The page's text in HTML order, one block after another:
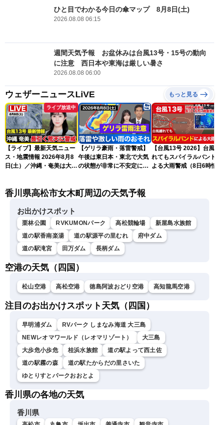
ひと目でわかる今日の傘マップ 8月8日(土)
2026.08.08 06:15
週間天気予報 お盆休みは台風13号・15号の動向
に注意 西日本や東海は厳しい暑さ
2026.08.08 06:00
ウェザーニュースLiVE もっと見る
ライブ放送中
【ライブ】最新天気ニュー
ス・地震情報 2026年8月8
日(土）／沖縄・奄美は大荒
ュースLiVEコーヒータイ
【ゲリラ豪雨・落雷警戒】
午後は東日本・東北で大気
の状態が非常に不安定に
【台風13号 2026】台風
れてもスパイラルバンド
よる大雨警戒（8日6時情
香川県高松市女木町周辺の天気予報
お出かけスポット
栗林公園 RVKUMONパーク 高松競輪場
新屋島水族館
道の駅香南楽湯
道の駅源平の里むれ
府中ダム
道の駅滝宮
田万ダム 長柄ダム
空港の天気（四国）
松山空港 高松空港 徳島阿波おどり空港 高知龍馬空港
注目のお出かけスポット天気（四国）
早明浦ダム
RVパーク しまなみ海道 大三島
NEWレオマワールド（レオマリゾート）
大三島
大歩危小歩危
桂浜水族館
道の駅よって西土佐
道の駅霧の森
道の駅たからだの里さいた
ゆとりすとパークおおとよ
香川県の各地の天気
香川県